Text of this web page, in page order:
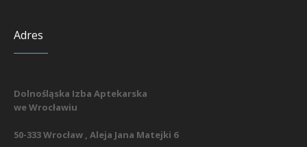
Adres
Dolnośląska Izba Aptekarska
we Wrocławiu
50-333 Wrocław , Aleja Jana Matejki 6